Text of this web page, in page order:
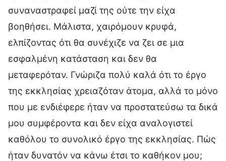
συναναστραφεί μαζί της ούτε την είχα
βοηθήσει. Μάλιστα, χαιρόμουν κρυφά,
ελπίζοντας ότι θα συνέχιζε να ζει σε μια
εσφαλμένη κατάσταση και δεν θα
μεταφερόταν. Γνώριζα πολύ καλά ότι το έργο
της εκκλησίας χρειαζόταν άτομα, αλλά το μόνο
που με ενδιέφερε ήταν να προστατεύσω τα δικά
μου συμφέροντα και δεν είχα αναλογιστεί
καθόλου το συνολικό έργο της εκκλησίας. Πώς
ήταν δυνατόν να κάνω έτσι το καθήκον μου;